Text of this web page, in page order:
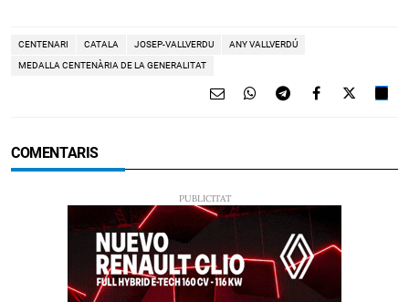
CENTENARI CATALA JOSEP-VALLVERDU ANY VALLVERDÚ
MEDALLA CENTENÀRIA DE LA GENERALITAT
COMENTARIS